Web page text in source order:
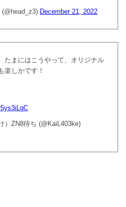
December 21, 2022
たまにはこうやって、オリジナル
楽しかです！
ZN8待ち (@KaiL403ke)